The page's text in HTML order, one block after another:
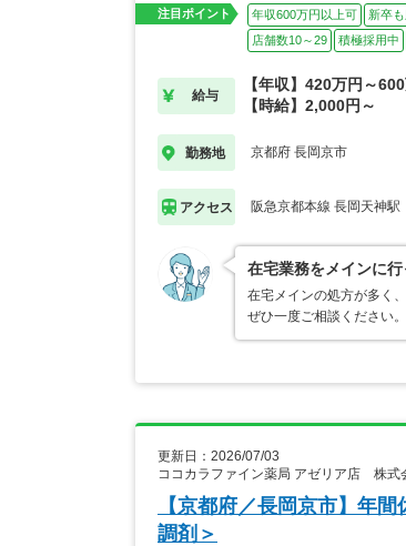
注目ポイント 年収600万円以上可 新卒
店舗数10～29
積極採用中
給与
【年収】420万円～
【時給】2,000円～
勤務地 京都府 長岡京市
アクセス 阪急京都本線 長岡天神駅
在宅業務をメインに
在宅メインの処方が多く
ぜひ一度ご相談ください。
更新日：2026/07/03
ココカラファイン薬局 アゼリア店 株式
【京都府／長岡京市】年
調剤＞